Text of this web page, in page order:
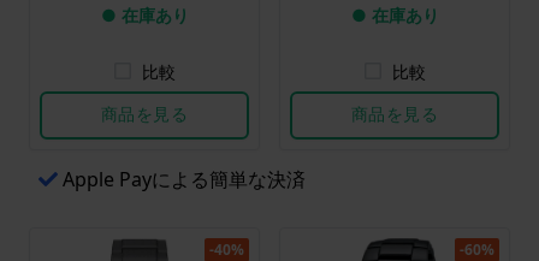
● 在庫あり
比較
商品を見る
● 在庫あり
比較
商品を見る
Apple Payによる簡単な決済
-40% -60%